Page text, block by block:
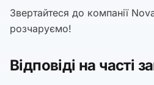
Звертайтеся до компанії
розчаруємо!
Відповіді на часті